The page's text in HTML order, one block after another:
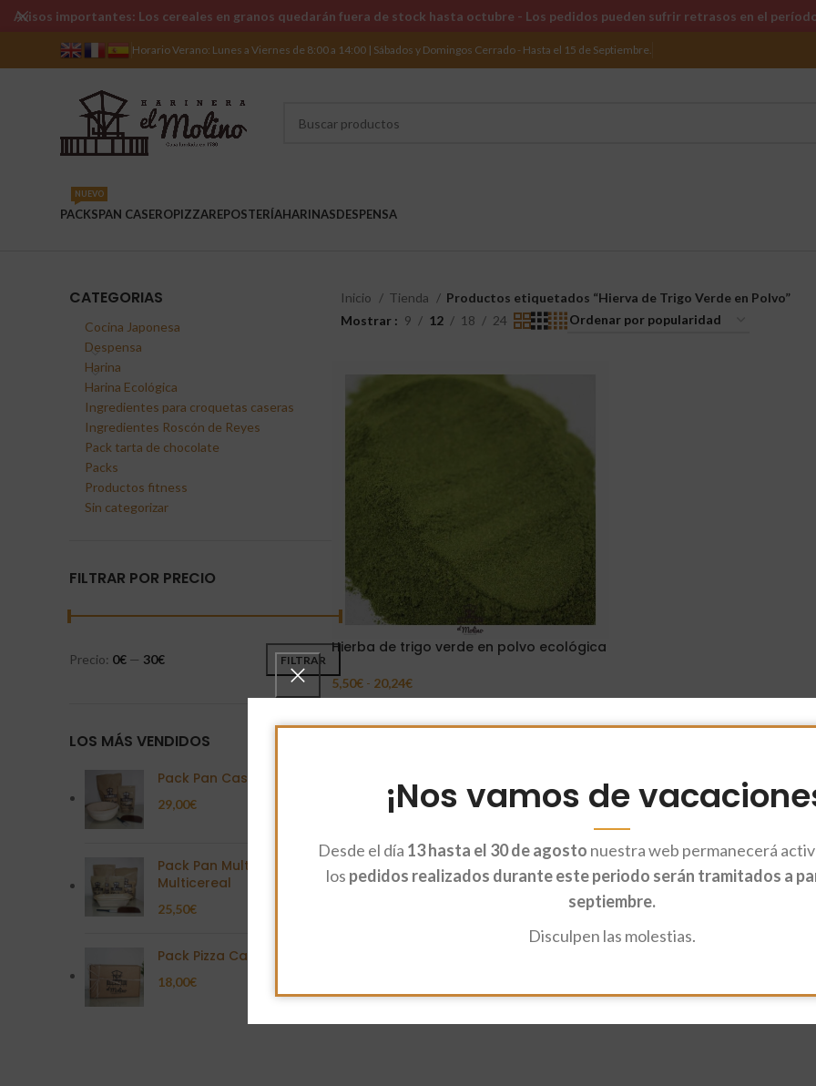
¡Nos vamos de
Desde el día 13 hasta el 30 de agosto nuestra web permanecerá
los pedidos realizados durante este periodo serán tramitados a
septiembre.
Disculpen las molestias.
Horario Verano: Lunes a Viernes de 8:00 a 14:00 | Sábados y Domingos Cerrado - Hasta el 15 de Septiembre.
PACKS
NUEVO
PAN CASEROPIZZAREPOSTERÍAHARINASDESPENSA
CATEGORIAS
Cocina Japonesa
Despensa
Harina
Harina Ecológica
Ingredientes para croquetas caseras
Ingredientes Roscón de Reyes
Pack tarta de chocolate
Packs
Productos fitness
Sin categorizar
FILTRAR POR PRECIO
FILTRAR
Precio: 0€ — 30€
LOS MÁS VENDIDOS
Pack Pan Casero
29,00€
Pack Pan Multisemilla
Multicereal
25,50€
Pack Pizza Casera
18,00€
Inicio Tienda
Productos etiquetados “Hierva de Trigo Verde en Polvo”
Mostrar
9 12 18 24
Hierba de trigo verde en polvo ecológica
5,50€ - 20,24€
Seleccionar Opciones
Avisos importantes: Los cereales en granos quedarán fuera de stock hasta octubre - Los pedidos pueden sufrir retrasos en el